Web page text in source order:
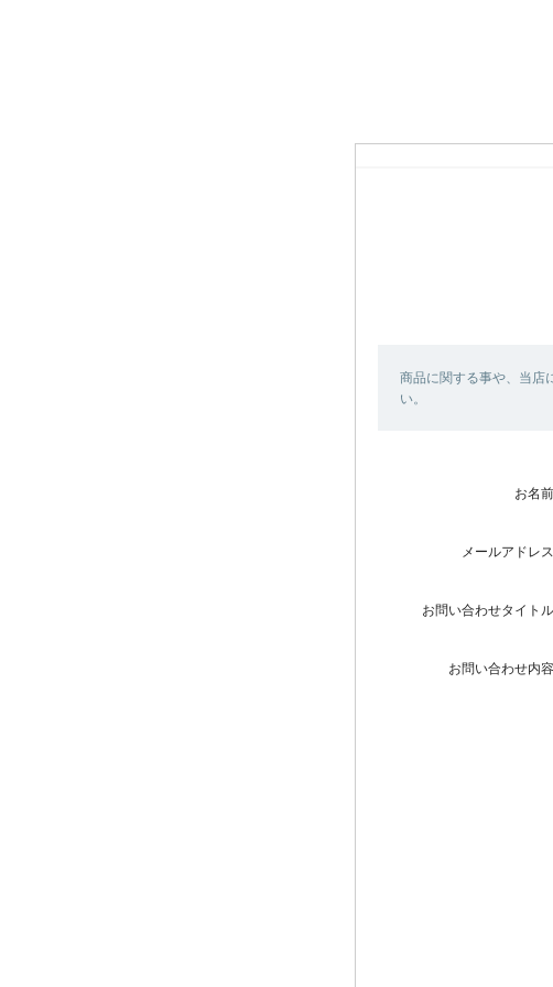
商品に関する事や、当店
い。
お名前
メールアドレス
お問い合わせタイトル
お問い合わせ内容